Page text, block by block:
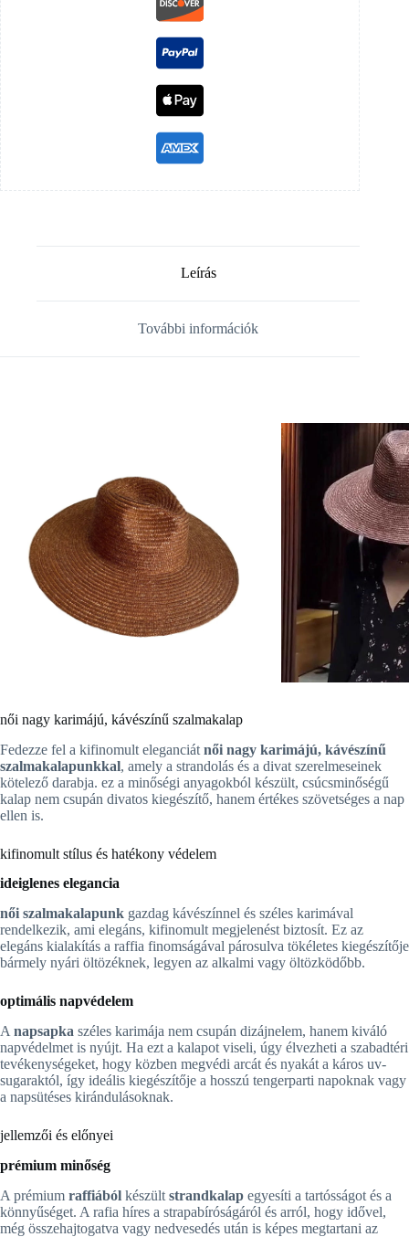
Leírás
További információk
női nagy karimájú, kávészínű szalmakalap
Fedezze fel a kifinomult eleganciát női nagy karimájú, kávészínű
szalmakalapunkkal, amely a strandolás és a divat szerelmeseinek
kötelező darabja. ez a minőségi anyagokból készült, csúcsminőségű
kalap nem csupán divatos kiegészítő, hanem értékes szövetséges a nap
ellen is.
kifinomult stílus és hatékony védelem
ideiglenes elegancia
női szalmakalapunk gazdag kávészínnel és széles karimával
rendelkezik, ami elegáns, kifinomult megjelenést biztosít. Ez az
elegáns kialakítás a raffia finomságával párosulva tökéletes kiegészítője
bármely nyári öltözéknek, legyen az alkalmi vagy öltözködőbb.
optimális napvédelem
A napsapka széles karimája nem csupán dizájnelem, hanem kiváló
napvédelmet is nyújt. Ha ezt a kalapot viseli, úgy élvezheti a szabadtéri
tevékenységeket, hogy közben megvédi arcát és nyakát a káros uv-
sugaraktól, így ideális kiegészítője a hosszú tengerparti napoknak vagy
a napsütéses kirándulásoknak.
jellemzői és előnyei
prémium minőség
A prémium raffiából készült strandkalap egyesíti a tartósságot és a
könnyűséget. A rafia híres a strapabíróságáról és arról, hogy idővel,
még összehajtogatva vagy nedvesedés után is képes megtartani az